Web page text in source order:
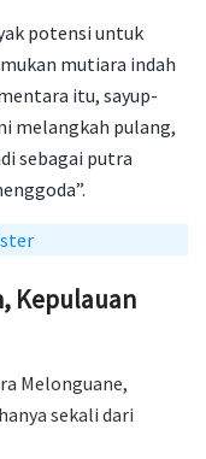
potensi untuk
mutiara indah
itu, sayup-
melangkah pulang,
sebagai putra
Kepulauan
Melonguane,
sekali dari